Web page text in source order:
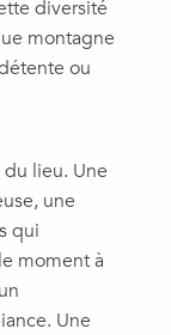
diversité
montagne
ou
lieu. Une
une
qui
moment à
Une